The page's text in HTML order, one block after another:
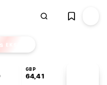
EKSTRA
GBP
64,41